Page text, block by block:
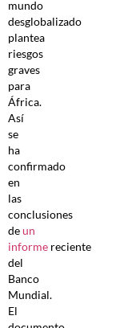
mundo
desglobalizado
plantea
riesgos
graves
para
África.
Así
se
ha
confirmado
en
las
conclusiones
deun
informe reciente
del
Banco
Mundial.
El